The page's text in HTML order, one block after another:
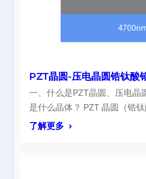
PZT晶圆-压电晶圆锆钛酸
一、什么是PZT晶圆、压电晶
是什么晶体？ PZT 晶圆（锆
了解更多